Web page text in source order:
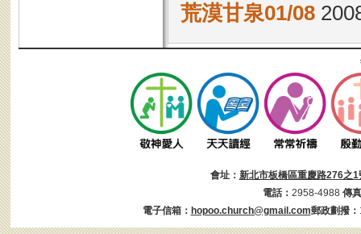
荒漠甘泉01/08
會址： 新北市板橋區重慶路276之1
電話： 2958-4988 傳
電子信箱： hopoo.church@gmail.com郵政劃撥：